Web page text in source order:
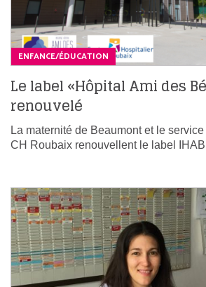
ENFANCE/ÉDUCATION
Le label «Hôpital Ami des
renouvelé
La maternité de Beaumont et le
CH Roubaix renouvellent le label